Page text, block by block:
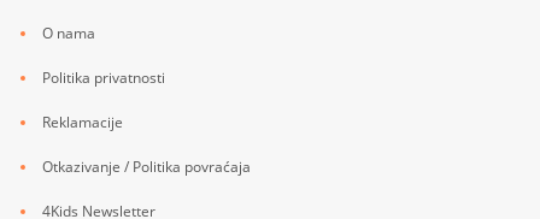
O nama
Politika privatnosti
Reklamacije
Otkazivanje / Politika povraćaja
4Kids Newsletter